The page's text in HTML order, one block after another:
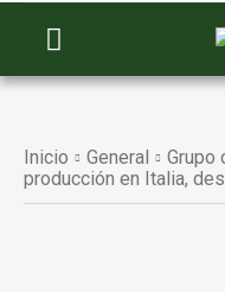
Inicio General
Grupo
producción en Italia,